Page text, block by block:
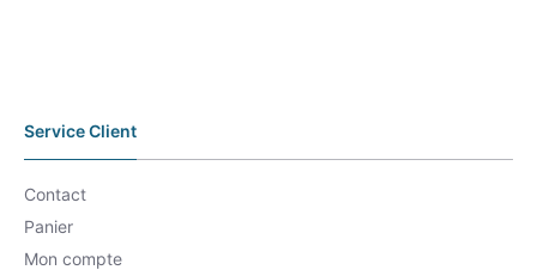
Service Client
Contact
Panier
Mon compte